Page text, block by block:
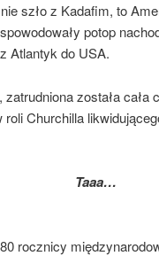
szło z Kadafim, to
potop
Atlantyk do USA.
została cała
Churchilla
Taaa…
rocznicy